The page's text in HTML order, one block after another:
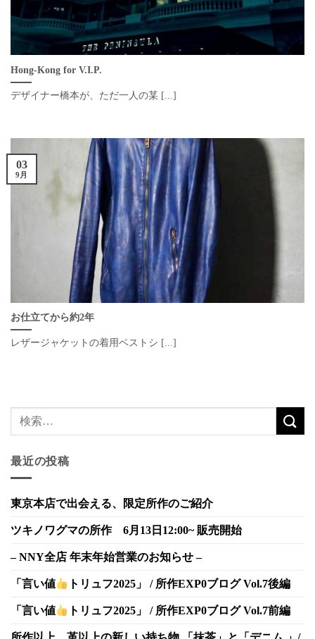
Hong-Kong for V.I.P.
デザイナー橋本が、ただ一人の某 [...]
お仕立てから約2年
レザージャケットの着用ベストシ [...]
03
9月
最近の投稿
東京本店で出会える、限定所作のご紹介
ツキノワグマの所作 6月13日12:00~ 販売開始
– NNY全店 年末年始営業のお知らせ –
「言い値 トリュフ2025」 / 所作EXP0ブログ Vol.7後編
「言い値 トリュフ2025」 / 所作EXP0ブログ Vol.7前編